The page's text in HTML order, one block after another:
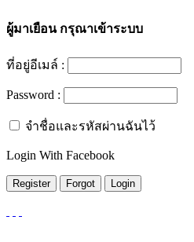
ผู้มาเยือนกรุณาเข้าระบบ
ที่อยู่อีเมล์ :
Password :
จำชื่อและรหัสผ่านฉันไว้
Login With Facebook